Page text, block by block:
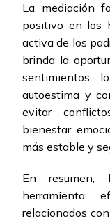
La mediación
positivo en los
activa de los
brinda la
sentimientos,
autoestima y
evitar
bienestar
más estable y
En resumen,
herramienta
relacionados